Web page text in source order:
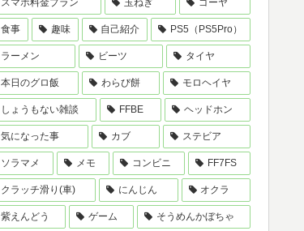
食事 趣味 自己紹介 PS5（PS5Pro）
ラーメン ビーツ タイヤ
本日のグロ飯 わらび餅 モロヘイヤ
しょうもない雑談 FFBE ヘッドホン
気になった事 カブ ステビア
ソラマメ メモ コンビニ FF7FS
クラッチ滑り(車) にんじん オクラ
紫えんどう ゲーム そうめんかぼちゃ